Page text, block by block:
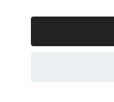
© 2026